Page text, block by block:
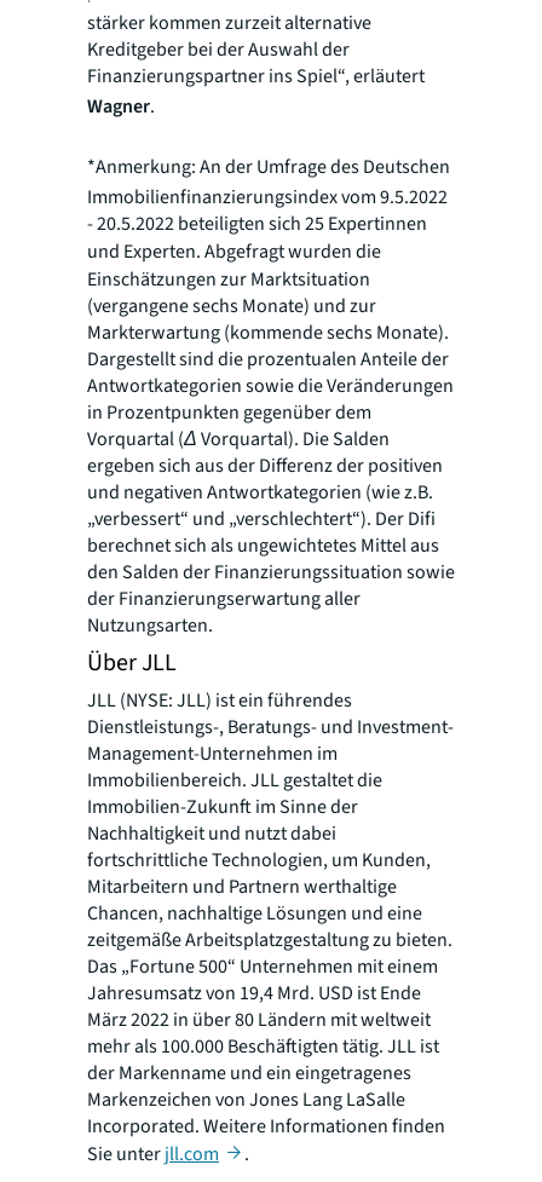
stärker kommen zurzeit alternative
Kreditgeber bei der Auswahl der
Finanzierungspartner ins Spiel“, erläutert
Wagner.
*Anmerkung:An der Umfrage des Deutschen
Immobilienfinanzierungsindex vom 9.5.2022
- 20.5.2022 beteiligten sich 25 Expertinnen
und Experten. Abgefragt wurden die
Einschätzungen zur Marktsituation
(vergangene sechs Monate) und zur
Markterwartung (kommende sechs Monate).
Dargestellt sind die prozentualen Anteile der
Antwortkategorien sowie die Veränderungen
in Prozentpunkten gegenüber dem
Vorquartal (Δ Vorquartal). Die Salden
ergeben sich aus der Differenz der positiven
und negativen Antwortkategorien (wie z.B.
„verbessert“ und „verschlechtert“). Der Difi
berechnet sich als ungewichtetes Mittel aus
den Salden der Finanzierungssituation sowie
der Finanzierungserwartung aller
Nutzungsarten.
Über JLL
JLL (NYSE: JLL) ist ein führendes
Dienstleistungs-, Beratungs- und Investment-
Management-Unternehmen im
Immobilienbereich. JLL gestaltet die
Immobilien-Zukunft im Sinne der
Nachhaltigkeit und nutzt dabei
fortschrittliche Technologien, um Kunden,
Mitarbeitern und Partnern werthaltige
Chancen, nachhaltige Lösungen und eine
zeitgemäße Arbeitsplatzgestaltung zu bieten.
Das „Fortune 500“ Unternehmen mit einem
Jahresumsatz von 19,4 Mrd. USD ist Ende
März 2022 in über 80 Ländern mit weltweit
mehr als 100.000 Beschäftigten tätig. JLL ist
der Markenname und ein eingetragenes
Markenzeichen von Jones Lang LaSalle
Incorporated. Weitere Informationen finden
Sie unterjll.com .